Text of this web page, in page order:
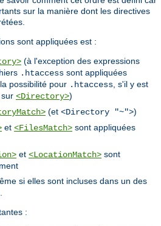
sur la manière dont les directives
sont appliquées est :
(à l'exception des expressions
.htaccess sont appliquées
possibilité pour .htaccess, s'il y est
<Directory>)
(et <Directory "~">)
et <FilesMatch> sont appliquées
et <LocationMatch> sont
si elles sont incluses dans un des
: